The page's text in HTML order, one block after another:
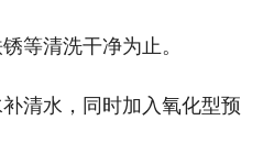
等清洗干净为止。
清水，同时加入氧化型预